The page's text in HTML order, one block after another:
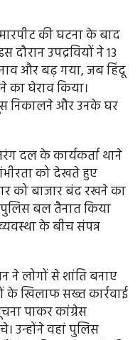
की घटना के बाद
उपद्रवियों ने 13
और बढ़ गया, जब हिंदू
का घेराव किया।
निकालने और उनके घर
दल के कार्यकर्ता थाने
को देखते हुए
को बाजार बंद रखने का
पुलिस बल तैनात किया
के बीच संपन्न
ने लोगों से शांति बनाए
के खिलाफ सख्त कार्रवाई
पाकर कांग्रेस
उन्होंने वहां पुलिस